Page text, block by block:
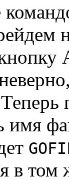
имя
в том